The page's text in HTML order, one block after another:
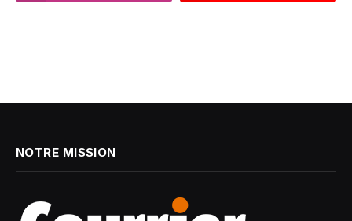
NOTRE MISSION